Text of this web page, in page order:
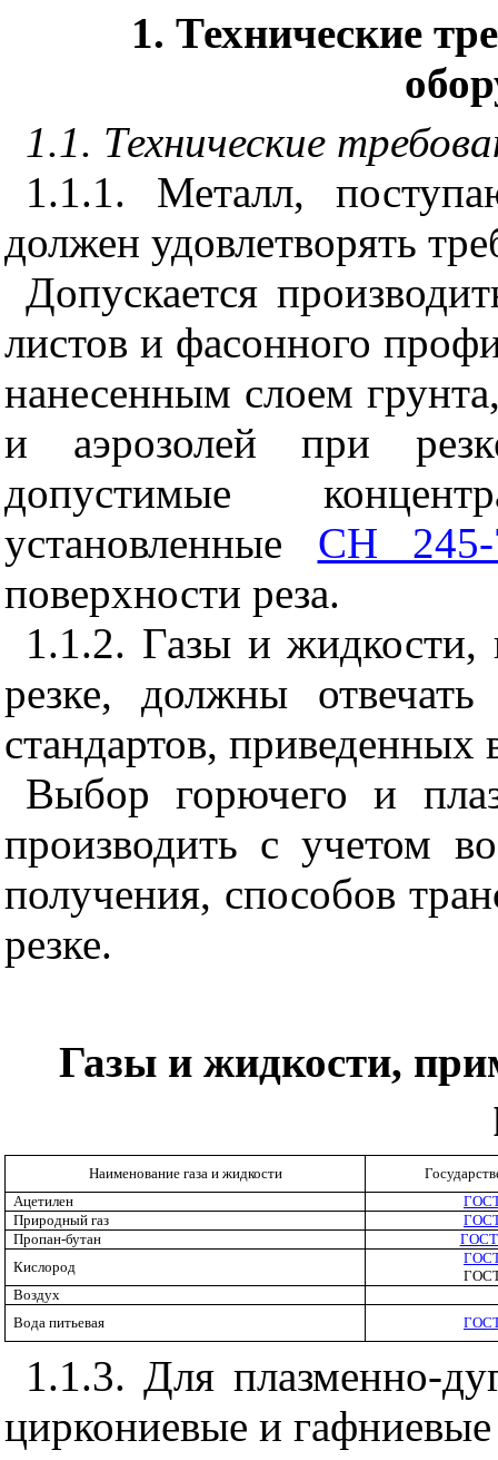
1. Технические
1.1. Технические
1.1.1. Металл,
должен удовлетворять
Допускается
листов и фасонного
нанесенным слоем
и аэрозолей при
допустимые
установленные СН 245-
поверхности реза.
1.1.2. Газы и жидкости,
резке, должны отвечать
стандартов, приведенных
Выбор горючего и
производить с учетом
получения, способов
резке.
Газы и жидкости,
Наименование газа и жидкости
Ацетилен
Природный газ
Пропан-бутан
ГОСТ
Кислород
Воздух
Вода питьевая
1.1.3. Для плазменно-
циркониевые и